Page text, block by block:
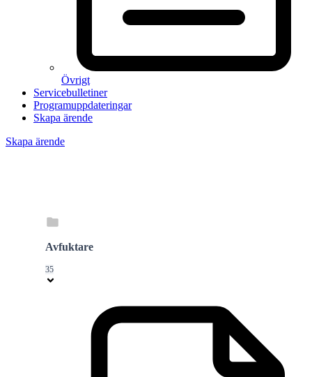
Övrigt
Servicebulletiner
Programuppdateringar
Skapa ärende
Skapa ärende
Avfuktare
35